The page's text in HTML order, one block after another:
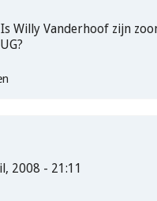
Willy Vanderhoof zijn
2008 - 21:11